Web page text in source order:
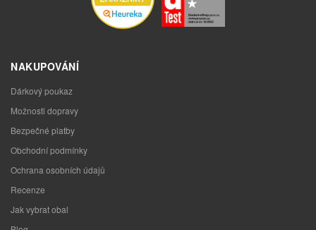
NAKUPOVÁNÍ
Dárkový poukaz
Možnosti dopravy
Bezpečné platby
Obchodní podmínky
Ochrana osobních údajů
Recenze
Jak vybrat obal